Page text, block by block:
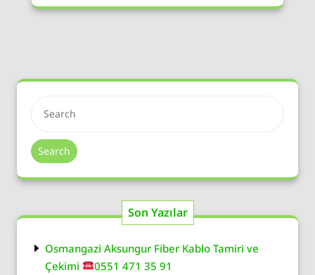
Search
Son Yazılar
Osmangazi Aksungur Fiber Kablo Tamiri ve
Çekimi
0551 471 35 91